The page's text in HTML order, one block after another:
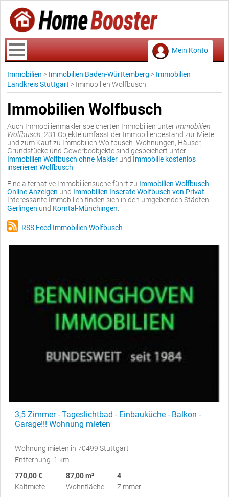
Mein Konto
Immobilien > Immobilien Baden-Württemberg > Immobilien
Landkreis Stuttgart > Immobilien Wolfbusch
Immobilien Wolfbusch
Auch Immobilienmakler speicherten Immobilien unter Immobilien
Wolfbusch . 231 Objekte umfasst der Immobilienbestand zur Miete
und zum Kauf zu Immobilien Wolfbusch. Wohnungen, Häuser,
Grundstücke und Gewerbeobjekte sind gespeichert unter
Immobilien Wolfbusch ohne Makler und Immobilie kostenlos
inserieren Wolfbusch
Eine alternative Immobiliensuche führt zu Immobilien Wolfbusch
Online Anzeigen und Immobilien Inserate Wolfbusch von Privat
Interessante Immobilien finden sich in den umgebenden Städten
Gerlingen und Korntal-Münchingen
RSS Feed Immobilien Wolfbusch
3,5 Zimmer - Tageslichtbad - Einbauküche - Balkon -
Garage!!! Wohnung mieten
Wohnung mieten in 70499 Stuttgart
Entfernung: 1 km
770,00 €
Kaltmiete
87,00 m²
Wohnfläche
4
Zimmer